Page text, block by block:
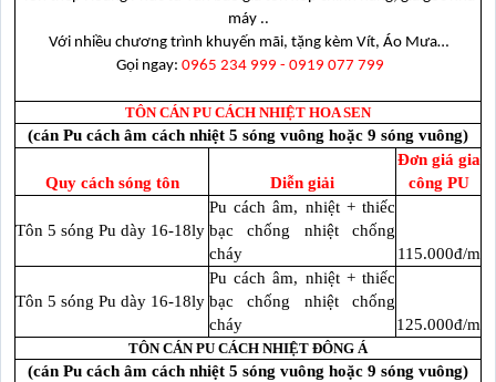
máy ..
Với nhiều chương trình khuyến mãi, tặng kèm Vít, Áo Mưa…
Gọi ngay: 0965 234 999 - 0919 077 799
TÔN CÁN PU CÁCH NHIỆT HOA SEN
(cán Pu cách âm cách nhiệt 5 sóng vuông hoặc 9 sóng vuông)
Quy cách sóng tôn Diễn giải
Đơn giá gia
công PU
Tôn 5 sóng Pu dày 16-18ly
Pu cách âm, nhiệt + thiếc
bạc chống nhiệt chống
cháy
115.000đ/m
Tôn 5 sóng Pu dày 16-18ly
Pu cách âm, nhiệt + thiếc
bạc chống nhiệt chống
cháy
125.000đ/m
TÔN CÁN PU CÁCH NHIỆT ĐÔNG Á
(cán Pu cách âm cách nhiệt 5 sóng vuông hoặc 9 sóng vuông)